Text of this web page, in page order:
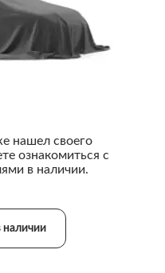
нашел своего
ознакомиться с
в наличии.